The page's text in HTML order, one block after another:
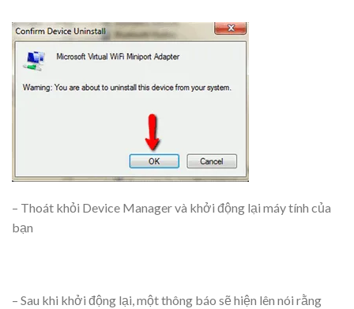
– Thoát khỏi Device Manager và khởi động lại máy tính của
bạn
– Sau khi khởi động lại, một thông báo sẽ hiện lên nói rằng